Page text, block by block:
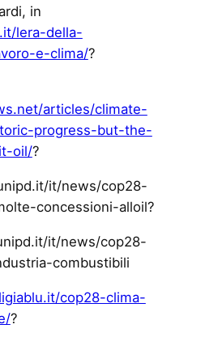
in
lera-della-
e-clima/?
articles/climate-
progress-but-the-
oil/?
it/news/cop28-
concessioni-alloil?
it/news/cop28-
combustibili
cop28-clima-
?